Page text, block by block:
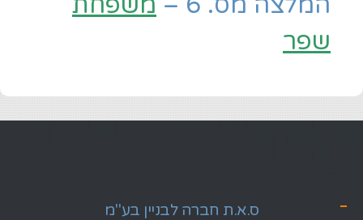
שפר
ס.א.ת חברה לבניין בע"מ